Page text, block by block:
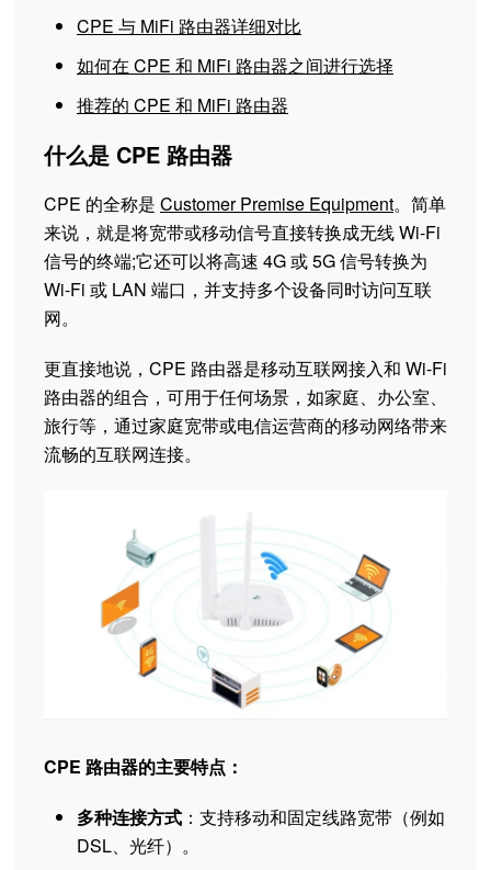
CPE 与 MiFi 路由器详细对比
如何在 CPE 和 MiFi 路由器之间进行选择
推荐的 CPE 和 MiFi 路由器
什么是 CPE 路由器
CPE 的全称是 Customer Premise Equipment。简单
来说，就是将宽带或移动信号直接转换成无线 Wi-Fi
信号的终端;它还可以将高速 4G 或 5G 信号转换为
Wi-Fi 或 LAN 端口，并支持多个设备同时访问互联
网。
更直接地说，CPE 路由器是移动互联网接入和 Wi-Fi
路由器的组合，可用于任何场景，如家庭、办公室、
旅行等，通过家庭宽带或电信运营商的移动网络带来
流畅的互联网连接。
CPE 路由器的主要特点：
多种连接方式 ：支持移动和固定线路宽带（例如
DSL、光纤）。